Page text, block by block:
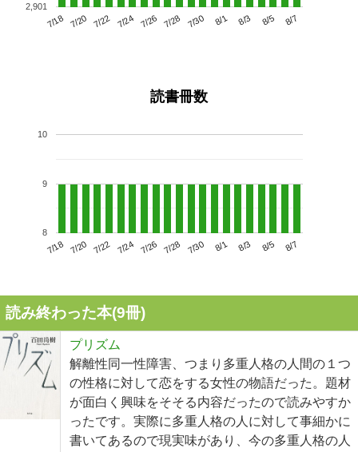
7/18 7/20 7/22 7/24 7/26 7/28 7/30 8/1 8/3 8/5 8/7
2,901
読書冊数
7/18 7/20 7/22 7/24 7/26 7/28 7/30 8/1 8/3 8/5 8/7
8
9
10
読み終わった本(9冊)
プリズム
解離性同一性障害、つまり多重人格の人間の１つ
の性格に対して恋をする女性の物語だった。題材
が面白く興味をそそる内容だったので読みやすか
ったです。実際に多重人格の人に対して事細かに
書いてあるので現実味があり、今の多重人格の人